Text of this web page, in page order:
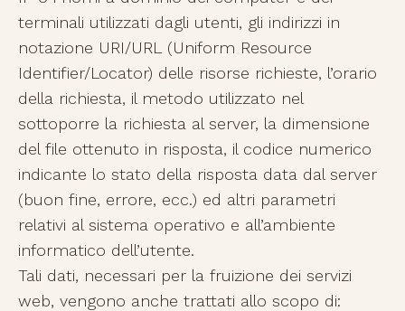
terminali utilizzati dagli utenti, gli indirizzi in
notazione URI/URL (Uniform Resource
Identifier/Locator) delle risorse richieste, l’orario
della richiesta, il metodo utilizzato nel
sottoporre la richiesta al server, la dimensione
del file ottenuto in risposta, il codice numerico
indicante lo stato della risposta data dal server
(buon fine, errore, ecc.) ed altri parametri
relativi al sistema operativo e all’ambiente
informatico dell’utente.
Tali dati, necessari per la fruizione dei servizi
web, vengono anche trattati allo scopo di: